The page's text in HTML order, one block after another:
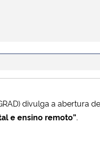
divulga a abertura
e ensino remoto”.